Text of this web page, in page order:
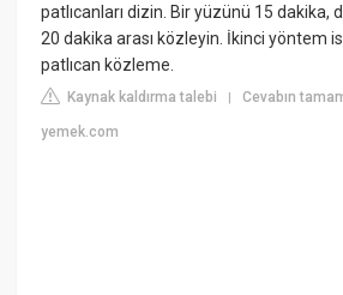
patlıcanları dizin. Bir yüzünü 15 dakika,
20 dakika arası közleyin. İkinci yöntem
patlıcan közleme.
Kaynak kaldırma talebi |Cevabın
yemek.com